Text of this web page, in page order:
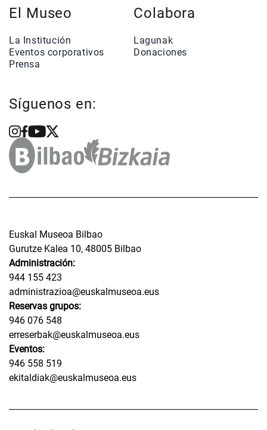
El Museo
La Institución
Eventos corporativos
Prensa
Colabora
Lagunak
Donaciones
Síguenos en:
Euskal Museoa Bilbao
Gurutze Kalea 10, 48005 Bilbao
Administración:
944 155 423
administrazioa@euskalmuseoa.eus
Reservas grupos:
946 076 548
erreserbak@euskalmuseoa.eus
Eventos:
946 558 519
ekitaldiak@euskalmuseoa.eus